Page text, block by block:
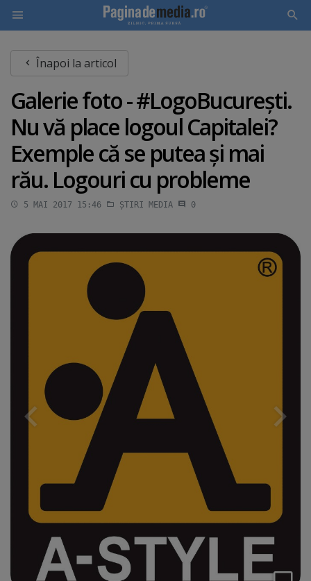
main
content
Înapoi la articol
Galerie foto - #LogoBucureşti.
Nu vă place logoul Capitalei?
Exemple că se putea şi mai
rău. Logouri cu probleme
5 MAI 2017 15:46 ȘTIRI MEDIA 0